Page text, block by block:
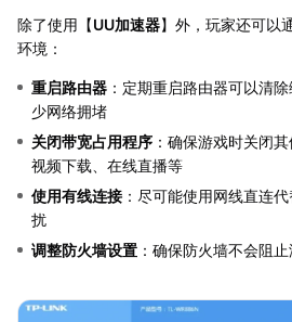
除了使用【UU加速器】外，玩家还可以
环境：
重启路由器 ：定期重启路由器可以清
少网络拥堵
关闭带宽占用程序 ：确保游戏时关闭
视频下载、在线直播等
使用有线连接 ：尽可能使用网线直连
扰
调整防火墙设置 ：确保防火墙不会阻